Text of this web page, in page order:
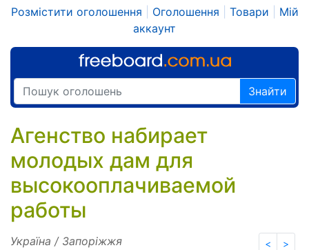
Розмістити оголошення Оголошення Товари
Мій
аккаунт
Знайти
Агенство набирает
молодых дам для
высокооплачиваемой
работы
< >
Україна / Запоріжжя